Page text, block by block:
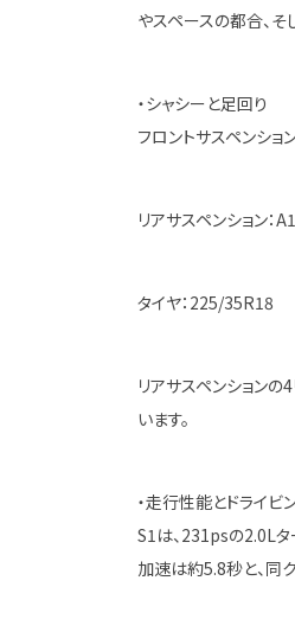
やスペースの都合、そ
・シャシーと足回り
フロントサスペンショ
リアサスペンション
タイヤ：225/35R18
リアサスペンション
います。
・走行性能とドライビ
S1は、231psの2.0L
加速は約5.8秒と、同